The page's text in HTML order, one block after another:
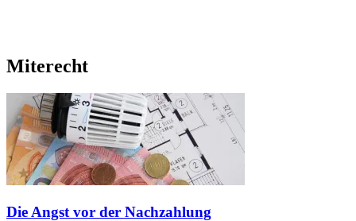
Miterecht
Die Angst vor der Nachzahlung